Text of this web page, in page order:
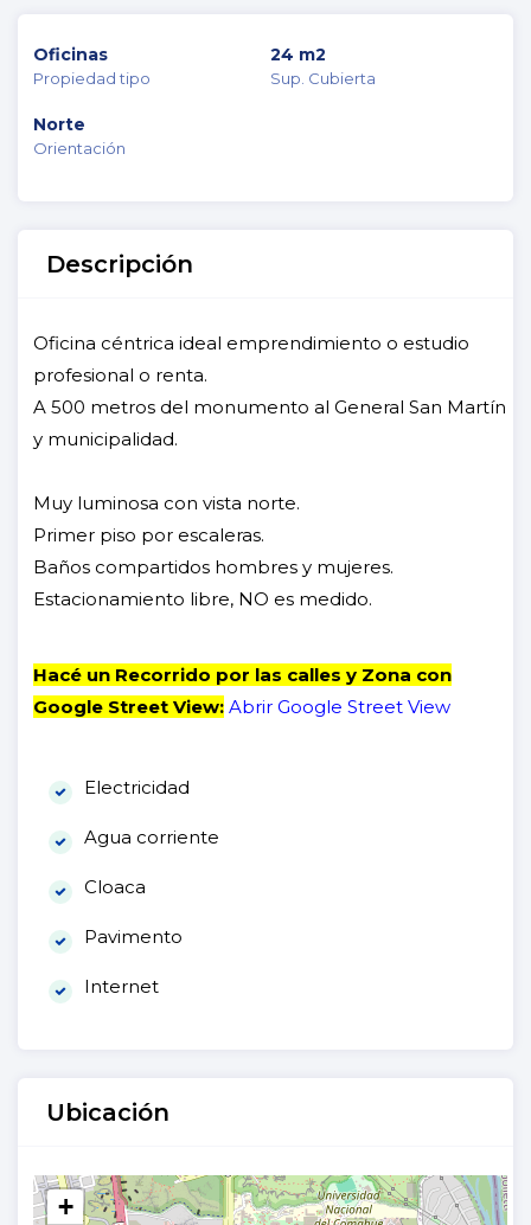
Oficinas
Propiedad tipo
24 m2
Sup. Cubierta
Norte
Orientación
Descripción
Oficina céntrica ideal emprendimiento o estudio
profesional o renta.
A 500 metros del monumento al General San Martín
y municipalidad.
Muy luminosa con vista norte.
Primer piso por escaleras.
Baños compartidos hombres y mujeres.
Estacionamiento libre, NO es medido.
Hacé un Recorrido por las calles y Zona con
Google Street View: Abrir Google Street View
Electricidad
Agua corriente
Cloaca
Pavimento
Internet
Ubicación
+